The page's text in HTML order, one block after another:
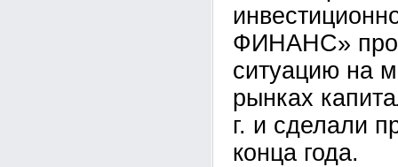
ФИНАНС»
ситуацию на
рынках
г. и сделали
конца года.